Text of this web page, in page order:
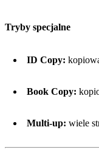
Tryby specjalne
ID Copy:
Book Copy:
Multi-up: wiele